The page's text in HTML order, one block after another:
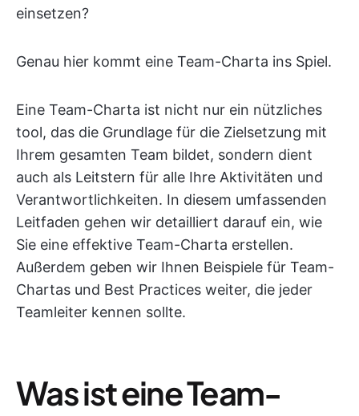
einsetzen?
Genau hier kommt eine Team-Charta ins Spiel.
Eine Team-Charta ist nicht nur ein nützliches
tool, das die Grundlage für die Zielsetzung mit
Ihrem gesamten Team bildet, sondern dient
auch als Leitstern für alle Ihre Aktivitäten und
Verantwortlichkeiten. In diesem umfassenden
Leitfaden gehen wir detailliert darauf ein, wie
Sie eine effektive Team-Charta erstellen.
Außerdem geben wir Ihnen Beispiele für Team-
Chartas und Best Practices weiter, die jeder
Teamleiter kennen sollte.
Was ist eine Team-